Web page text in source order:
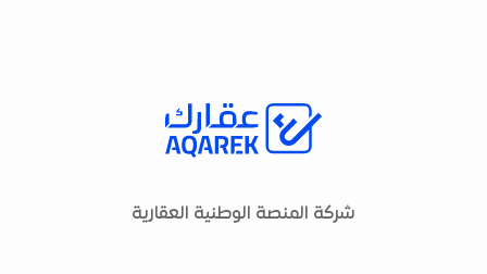
شركة المنصة الوطنية العقارية